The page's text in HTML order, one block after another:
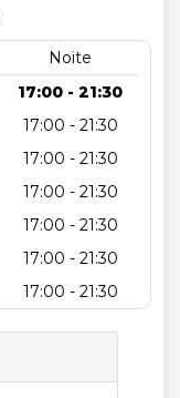
Noite
17:00 - 21:30
17:00 - 21:30
17:00 - 21:30
17:00 - 21:30
17:00 - 21:30
17:00 - 21:30
17:00 - 21:30